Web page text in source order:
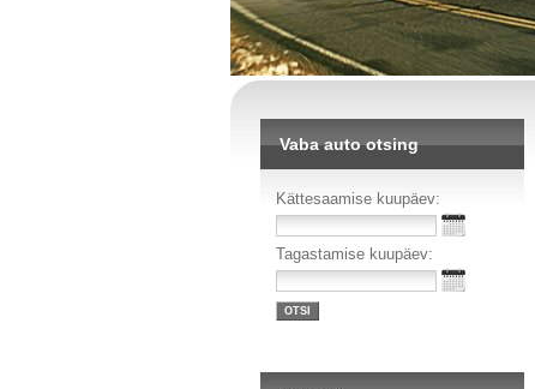
Vaba auto otsing
Kättesaamise kuupäev:
Tagastamise kuupäev: